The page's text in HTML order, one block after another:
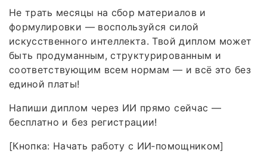
Не трать месяцы на сбор материалов и
формулировки — воспользуйся силой
искусственного интеллекта. Твой диплом может
быть продуманным, структурированным и
соответствующим всем нормам — и всё это без
единой платы!
Напиши диплом через ИИ прямо сейчас —
бесплатно и без регистрации!
[Кнопка: Начать работу с ИИ‑помощником]